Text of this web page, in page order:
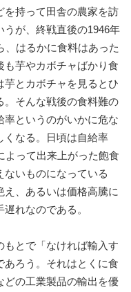
を持って田舎の農家を訪
うが、終戦直後の1946年
、はるかに食料はあった
も芋やカボチャばかり食
芋とカボチャを見るとひ
。そんな戦後の食料難の
率というのがいかに危な
くなる。日頃は自給率
よって出来上がった飽食
いものになっている
、あるいは価格高騰に
れなのである。
とで「なければ輸入す
あろう。それはとくに食
どの工業製品の輸出を優